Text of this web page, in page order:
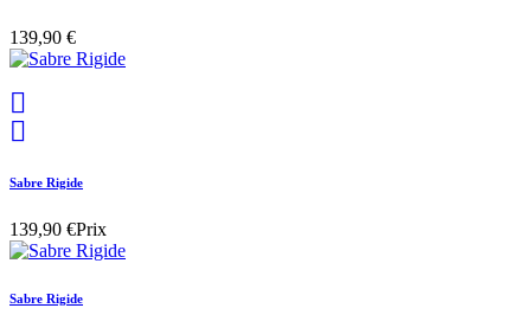
139,90 €


Sabre Rigide
139,90 €Prix
Sabre Rigide